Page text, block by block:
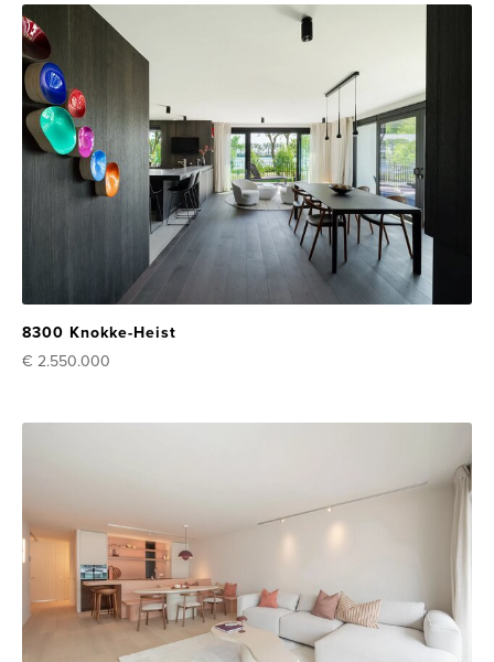
8300 Knokke-Heist
€ 2.550.000